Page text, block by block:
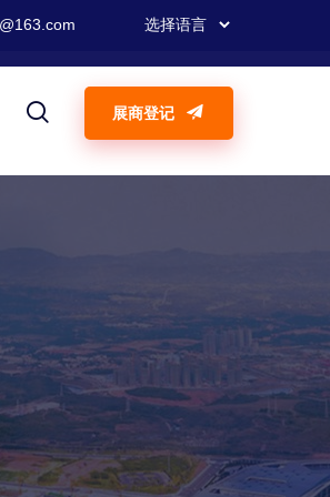
展商登记